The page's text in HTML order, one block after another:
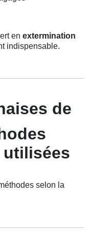
en extermination
indispensable.
de
selon la